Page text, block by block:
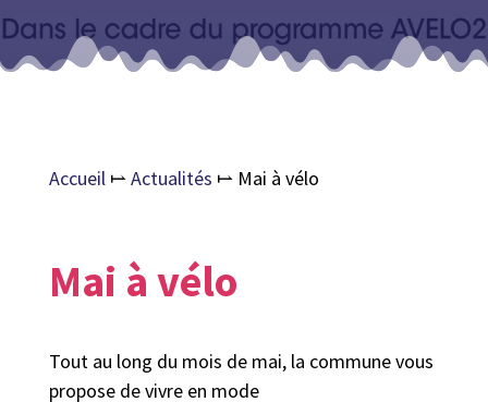
Accueil⥛Actualités ⥛ Mai à vélo
Mai à vélo
Tout au long du mois de mai, la commune vous
propose de vivre en mode